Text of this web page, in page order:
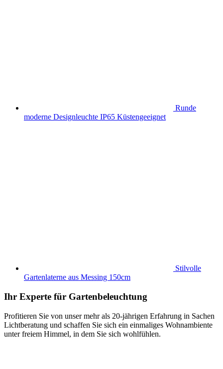
Runde
moderne Designleuchte IP65 Küstengeeignet
Stilvolle
Gartenlaterne aus Messing 150cm
Ihr Experte für Gartenbeleuchtung
Profitieren Sie von unser mehr als 20-jährigen Erfahrung in Sachen
Lichtberatung und schaffen Sie sich ein einmaliges Wohnambiente
unter freiem Himmel, in dem Sie sich wohlfühlen.